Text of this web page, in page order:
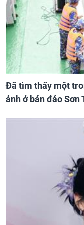
Đã tìm thấy một
ảnh ở bán đảo Sơn